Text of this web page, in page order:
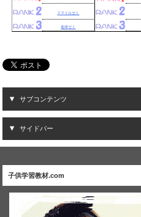
スマイルゼミ
進研ゼミ
サブコンテンツ
サイドバー
子供学習教材.com